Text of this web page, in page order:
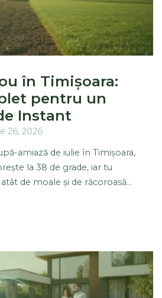
în Timișoara:
pentru un
Instant
26, 2026
amiază de iulie în Timișoara,
la 38 de grade, iar tu
de moale și de răcoroasă…